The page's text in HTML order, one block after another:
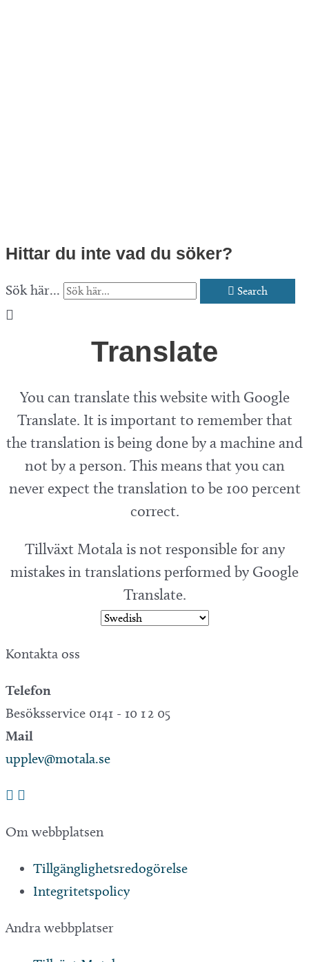
Hittar du inte vad du söker?
Sök här... Search
Translate
You can translate this website with Google
Translate. It is important to remember that
the translation is being done by a machine and
not by a person. This means that you can
never expect the translation to be 100 percent
correct.
Tillväxt Motala is not responsible for any
mistakes in translations performed by Google
Translate.
Kontakta oss
Telefon
Besöksservice 0141 - 10 1 2 05
Mail
upplev@motala.se
Om webbplatsen
Tillgänglighetsredogörelse
Integritetspolicy
Andra webbplatser